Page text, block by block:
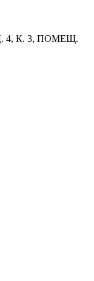
4, К. 3, ПОМЕЩ.